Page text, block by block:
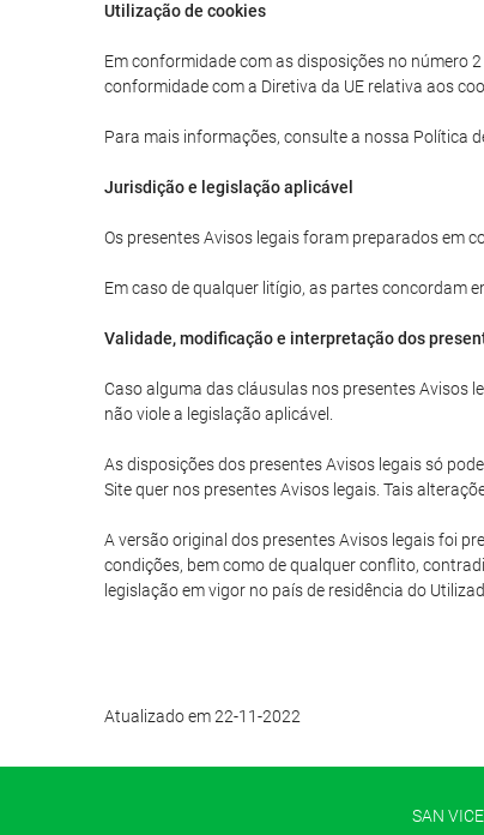
Utilização de cookies
Em conformidade com as disposições no número
conformidade com a Diretiva da UE relativa aos
Para mais informações, consulte a nossa Política
Jurisdição e legislação aplicável
Os presentes Avisos legais foram preparados em
Em caso de qualquer litígio, as partes concordam
Validade, modificação e interpretação dos
Caso alguma das cláusulas nos presentes Avisos
não viole a legislação aplicável.
As disposições dos presentes Avisos legais só
Site quer nos presentes Avisos legais. Tais
A versão original dos presentes Avisos legais foi
condições, bem como de qualquer conflito,
legislação em vigor no país de residência do
Atualizado em 22-11-2022
SAN